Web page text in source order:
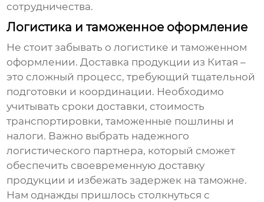
сотрудничества.
Логистика и таможенное оформление
Не стоит забывать о логистике и таможенном
оформлении. Доставка продукции из Китая –
это сложный процесс, требующий тщательной
подготовки и координации. Необходимо
учитывать сроки доставки, стоимость
транспортировки, таможенные пошлины и
налоги. Важно выбрать надежного
логистического партнера, который сможет
обеспечить своевременную доставку
продукции и избежать задержек на таможне.
Нам однажды пришлось столкнуться с